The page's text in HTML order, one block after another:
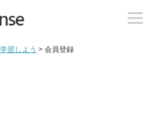
習しよう > 会員登録